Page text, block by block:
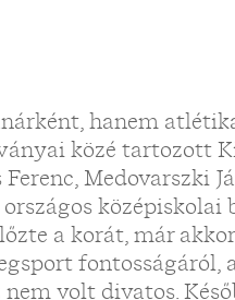
hanem
közé tartozott
Medovarszki
a korát, már
fontosságáról,
nem volt divatos.